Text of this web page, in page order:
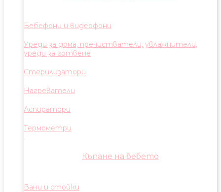
Бебефони и видеофони
Уреди за дома, пречистватели, увлажнители,
уреди за готвене
Стерилизатори
Нагреватели
Аспиратори
Термометри
Къпане на бебето
Вани и стойки